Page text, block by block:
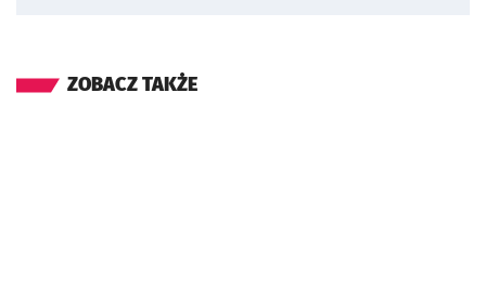
ZOBACZ TAKŻE